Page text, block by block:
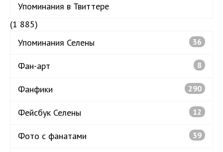
Упоминания в Твиттере
(1 885)
Упоминания Селены
36
Фан-арт 8
Фанфики 290
Фейсбук Селены 12
Фото с фанатами 39